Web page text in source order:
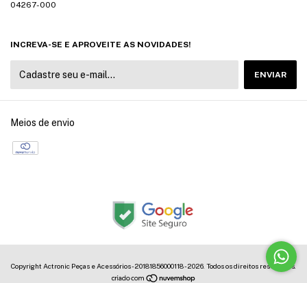
04267-000
INCREVA-SE E APROVEITE AS NOVIDADES!
Meios de envio
Copyright Actronic Peças e Acessórios - 20181856000118 - 2026. Todos os direitos reservados.